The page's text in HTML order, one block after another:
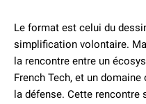
Le format est celui du
simplification volontaire.
la rencontre entre un
French Tech, et un
la défense. Cette rencontre